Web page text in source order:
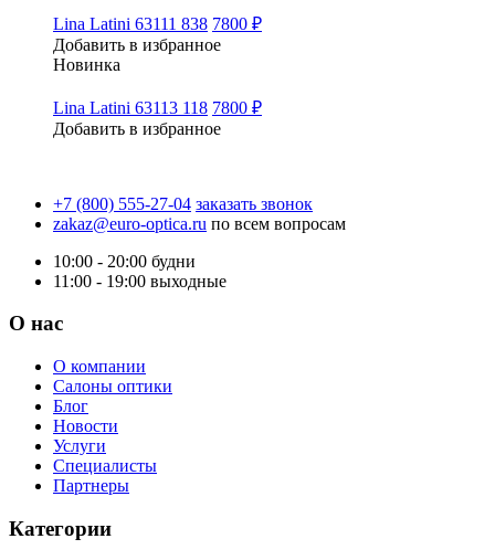
Lina Latini 63111 838 7800 ₽
Добавить в избранное
Новинка
Lina Latini 63113 118 7800 ₽
Добавить в избранное
+7 (800) 555-27-04 заказать звонок
zakaz@euro-optica.ru по всем вопросам
10:00 - 20:00 будни
11:00 - 19:00 выходные
О нас
О компании
Салоны оптики
Блог
Новости
Услуги
Специалисты
Партнеры
Категории